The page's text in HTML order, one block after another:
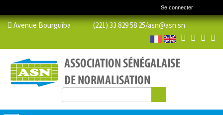
Se connecter
Avenue Bourguiba (221) 33 829 58 25/asn@asn.sn
Formulaire de recherche